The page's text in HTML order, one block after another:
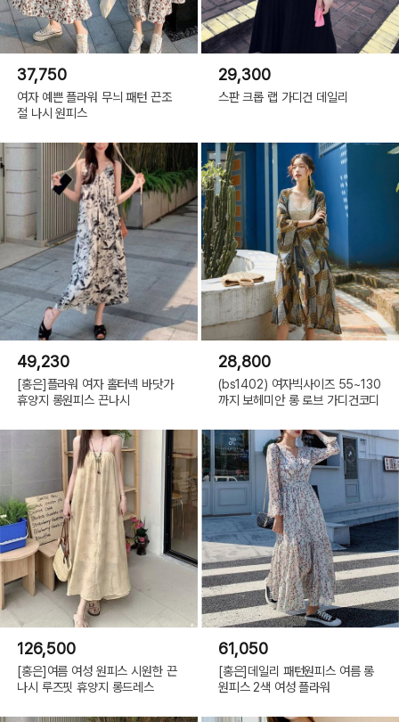
37,750
여자 예쁜 플라워 무늬 패턴 끈조
절 나시 원피스
29,300
스판 크롭 랩 가디건 데일리
49,230
[홍은]플라워 여자 홀터넥 바닷가
휴양지 롱원피스 끈나시
28,800
(bs1402) 여자빅사이즈 55~130
까지 보헤미안 롱 로브 가디건코디
126,500
[홍은]여름 여성 원피스 시원한 끈
나시 루즈핏 휴양지 롱드레스
61,050
[홍은]데일리 패턴원피스 여름 롱
원피스 2색 여성 플라워